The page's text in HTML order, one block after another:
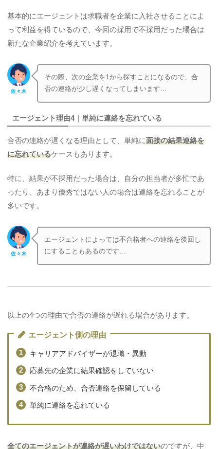
基本的にエージェントは求職者を企業に入社させることによ
って利益を得ているので、今回の採用で不採用だった場合は
新たな企業紹介を考えています。
佐々木
その際、次の企業を1から探すことになるので、合
否の連絡が少し遅くなってしまいます…
エージェント理由4｜単純に連絡を忘れている
合否の連絡が遅くなる理由として、単純に面接の結果連絡を
に忘れているケースもあります。
特に、結果が不採用だった場合は、自分の担当者が多忙であ
ったり、あまり優秀ではない人の場合は連絡を忘れることが
多いです。
佐々木
エージェントによっては不合格者への連絡を後回し
にすることもあるのです…
以上の4つの理由で合否の連絡が遅れる場合があります。
エージェント側の理由
キャリアアドバイザーが退職・異動
応募先の企業に結果確認をしていない
不合格のため、合否連絡を保留している
単純に連絡を忘れている
全てのエージェントが連絡が遅いわけではないのですが、中